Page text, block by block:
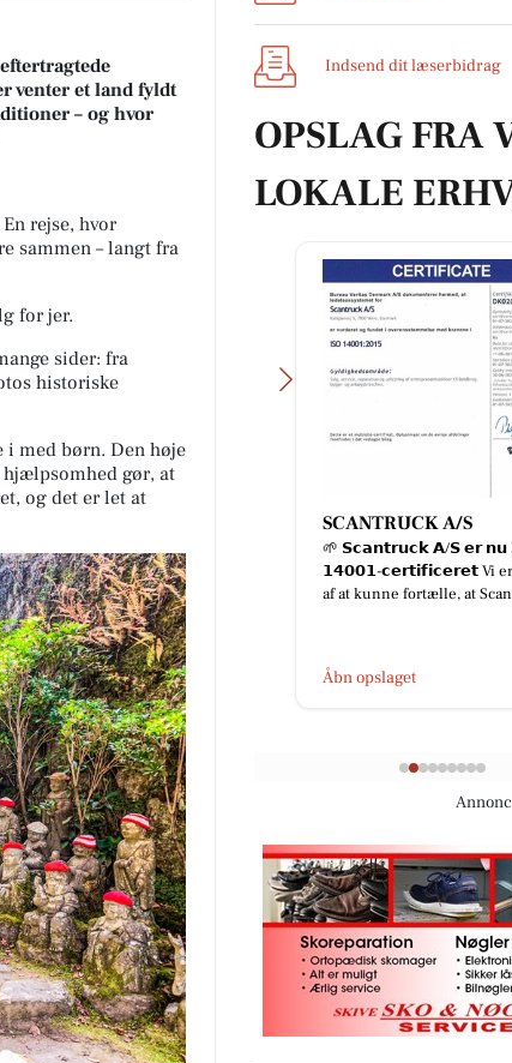
venter et land fyldt
– og hvor
rejse, hvor
sammen – langt fra
for jer.
sider: fra
historiske
i med børn. Den høje
gør, at
og det er let at
Indsend dit læserbidrag
OPSLAG FRA
LOKALE
gode tilbud og en
Torsdag den 6/8-
kl 13-17 Viborgvej 11F,
SCANTRUCK A/S
🌱 𝗦𝗰𝗮𝗻𝘁𝗿𝘂𝗰𝗸 𝗔/𝗦 𝗲𝗿
𝟭𝟰𝟬𝟬𝟭-𝗰𝗲𝗿𝘁𝗶𝗳𝗶𝗰𝗲𝗿𝗲𝘁 Vi
af at kunne fortælle, at
Åbn opslaget